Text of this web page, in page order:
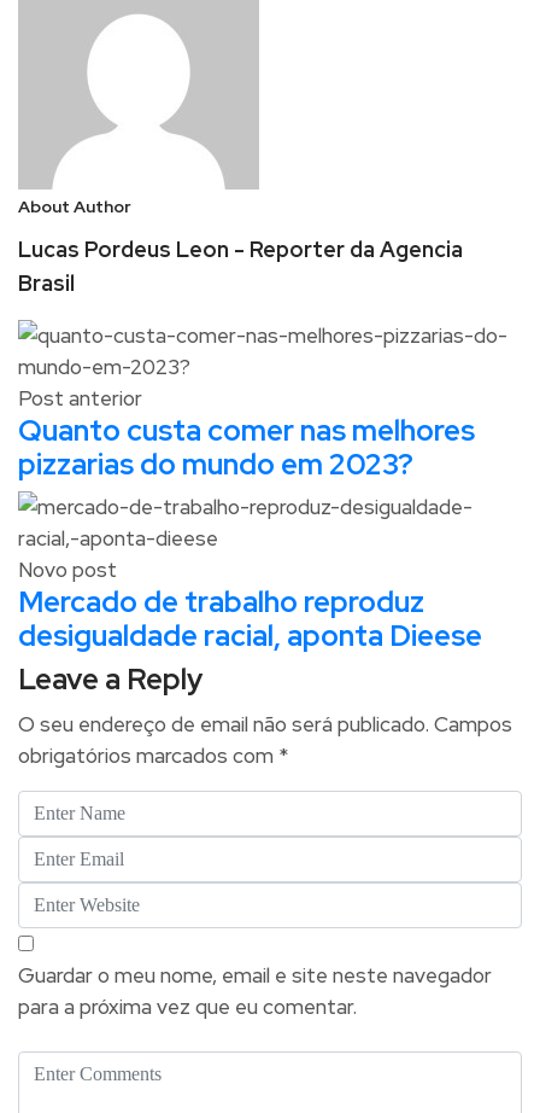
About Author
Lucas Pordeus Leon - Reporter da Agencia
Brasil
Post anterior
Quanto custa comer nas melhores
pizzarias do mundo em 2023?
Novo post
Mercado de trabalho reproduz
desigualdade racial, aponta Dieese
Leave a Reply
O seu endereço de email não será publicado. Campos
obrigatórios marcados com *
Guardar o meu nome, email e site neste navegador
para a próxima vez que eu comentar.